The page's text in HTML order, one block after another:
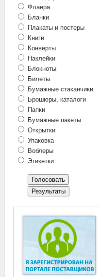
Флаера
Бланки
Плакаты и постеры
Книги
Конверты
Наклейки
Блокноты
Билеты
Бумажные стаканчики
Брошюры, каталоги
Папки
Бумажные пакеты
Открытки
Упаковка
Воблеры
Этикетки